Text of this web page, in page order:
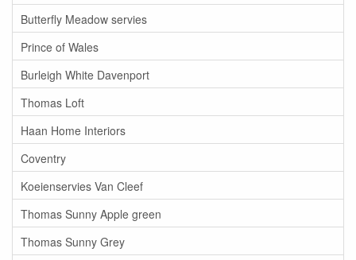
Butterfly Meadow servies
Prince of Wales
Burleigh White Davenport
Thomas Loft
Haan Home Interiors
Coventry
Koeienservies Van Cleef
Thomas Sunny Apple green
Thomas Sunny Grey